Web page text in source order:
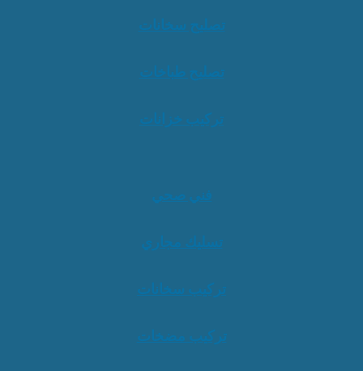
تصليح سخانات
تصليح طباخات
تركيب خزانات
فني صحي
تسليك مجاري
تركيب سخانات
تركيب مضخات